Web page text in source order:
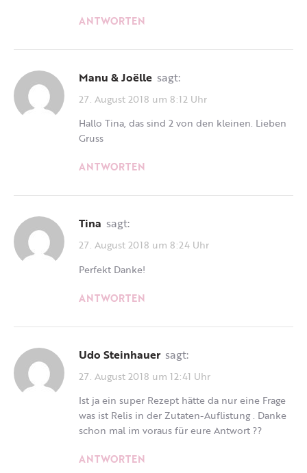
ANTWORTEN
Manu & Joëlle sagt:
27. August 2018 um 8:12 Uhr
Hallo Tina, das sind 2 von den kleinen. Lieben
Gruss
ANTWORTEN
Tina sagt:
27. August 2018 um 8:24 Uhr
Perfekt Danke!
ANTWORTEN
Udo Steinhauer sagt:
27. August 2018 um 12:41 Uhr
Ist ja ein super Rezept hätte da nur eine Frage
was ist Relis in der Zutaten-Auflistung . Danke
schon mal im voraus für eure Antwort ??
ANTWORTEN